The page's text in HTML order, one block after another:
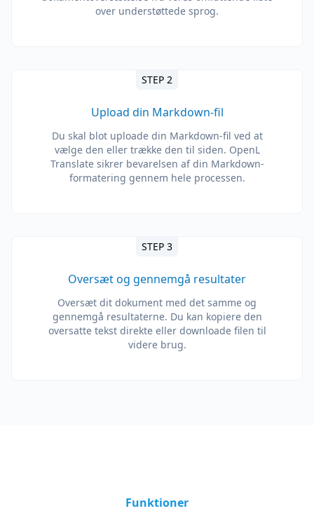
over understøttede sprog.
STEP 2
Upload din Markdown-fil
Du skal blot uploade din Markdown-fil ved at
vælge den eller trække den til siden. OpenL
Translate sikrer bevarelsen af ​​din Markdown-
formatering gennem hele processen.
STEP 3
Oversæt og gennemgå resultater
Oversæt dit dokument med det samme og
gennemgå resultaterne. Du kan kopiere den
oversatte tekst direkte eller downloade filen til
videre brug.
Funktioner